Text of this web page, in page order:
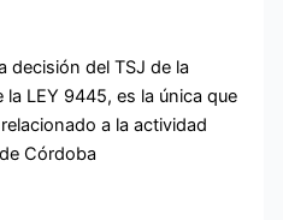
decisión del TSJ de la
LEY 9445, es la única que
a la actividad
Córdoba